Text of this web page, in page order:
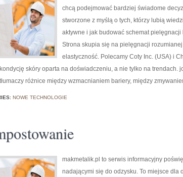
chcą podejmować bardziej świadome
stworzone z myślą o tych, którzy lubią
aktywne i jak budować schemat
Strona skupia się na pielęgnacji
elastyczność. Polecamy Coty Inc. (USA) i
skóry oparta na doświadczeniu, a nie tylko na trendach.
różnice między wzmacnianiem bariery, między
NOWE TECHNOLOGIE
makmetalik.pl to serwis informacyjny
nadającymi się do odzysku. To miejsce dla